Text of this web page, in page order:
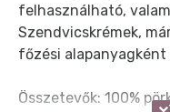
felhasználható,
Szendvicskrémek,
főzési alapanyagként
Összetevők: 100%